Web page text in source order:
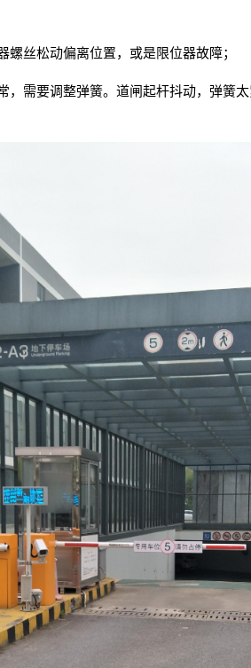
丝松动偏离位置，或是限位器故障；
，需要调整弹簧。道闸起杆抖动，弹簧